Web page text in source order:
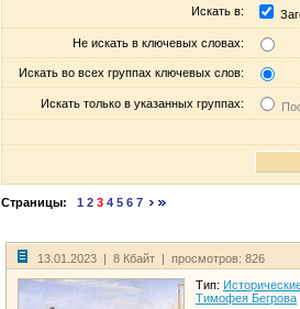
Искать в:
Не искать в ключевых словах:
Искать во всех группах ключевых слов:
Искать только в указанных группах:
Страницы: 1 2 3 4 5 6 7
13.01.2023 | 8 Кбайт | просмотров: 826
Тип:
Тимофея Бегрова